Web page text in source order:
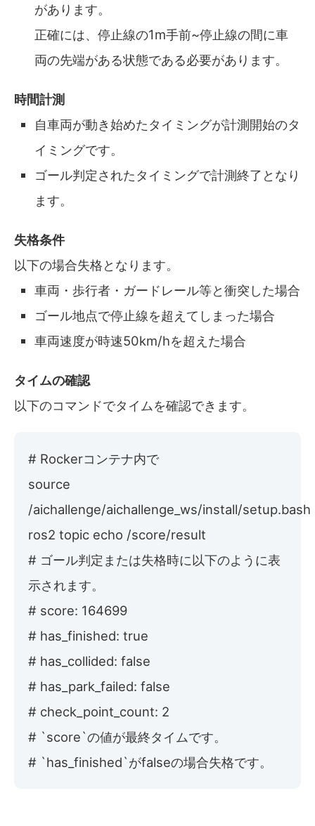
があります。
正確には、停止線の1m手前~停止線の間に車
両の先端がある状態である必要があります。
時間計測
自車両が動き始めたタイミングが計測開始のタ
イミングです。
ゴール判定されたタイミングで計測終了となり
ます。
失格条件
以下の場合失格となります。
車両・歩行者・ガードレール等と衝突した場合
ゴール地点で停止線を超えてしまった場合
車両速度が時速50km/hを超えた場合
タイムの確認
以下のコマンドでタイムを確認できます。
# Rockerコンテナ内で
source
/aichallenge/aichallenge_ws/install/setup.bash
ros2 topic echo /score/result
# ゴール判定または失格時に以下のように表
示されます。
# score: 164699
# has_finished: true
# has_collided: false
# has_park_failed: false
# check_point_count: 2
# `score`の値が最終タイムです。
# `has_finished`がfalseの場合失格です。